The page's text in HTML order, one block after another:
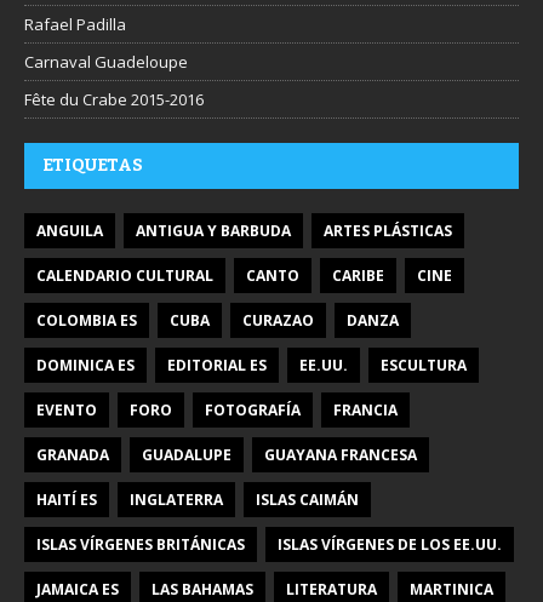
Rafael Padilla
Carnaval Guadeloupe
Fête du Crabe 2015-2016
ETIQUETAS
ANGUILA ANTIGUA Y BARBUDA ARTES PLÁSTICAS
CALENDARIO CULTURAL CANTO CARIBE CINE
COLOMBIA ES CUBA CURAZAO DANZA
DOMINICA ES EDITORIAL ES EE.UU. ESCULTURA
EVENTO FORO FOTOGRAFÍA FRANCIA
GRANADA GUADALUPE GUAYANA FRANCESA
HAITÍ ES INGLATERRA ISLAS CAIMÁN
ISLAS VÍRGENES BRITÁNICAS ISLAS VÍRGENES DE LOS EE.UU.
JAMAICA ES LAS BAHAMAS LITERATURA MARTINICA